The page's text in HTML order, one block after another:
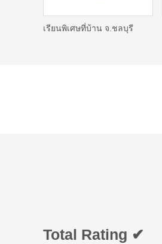
เรียนพิเศษที่บ้าน จ.ชลบุรี
Total Rating ✔